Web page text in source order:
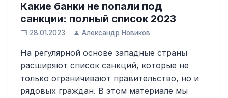
Какие банки не попали под
санкции: полный список 2023
28.01.2023 Александр Новиков
На регулярной основе западные страны
расширяют список санкций, которые не
только ограничивают правительство, но и
рядовых граждан. В этом материале мы